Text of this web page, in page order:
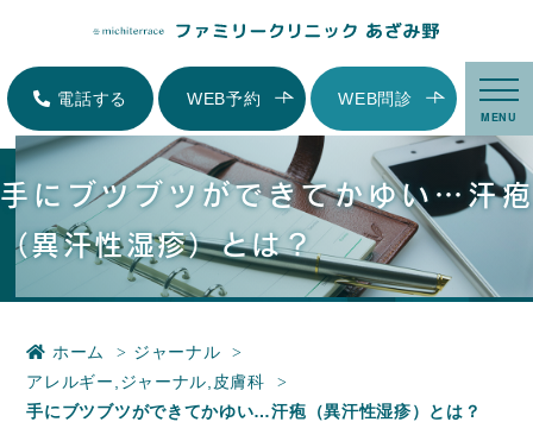
電話する WEB予約 WEB問診
MENU
る内科、小児科、家庭医療-ファミリークリニックあざみ野
手にブツブツができてかゆい…汗疱
（異汗性湿疹）とは？
ホーム
ジャーナル
アレルギー ジャーナル 皮膚科
手にブツブツができてかゆい…汗疱（異汗性湿疹）とは？